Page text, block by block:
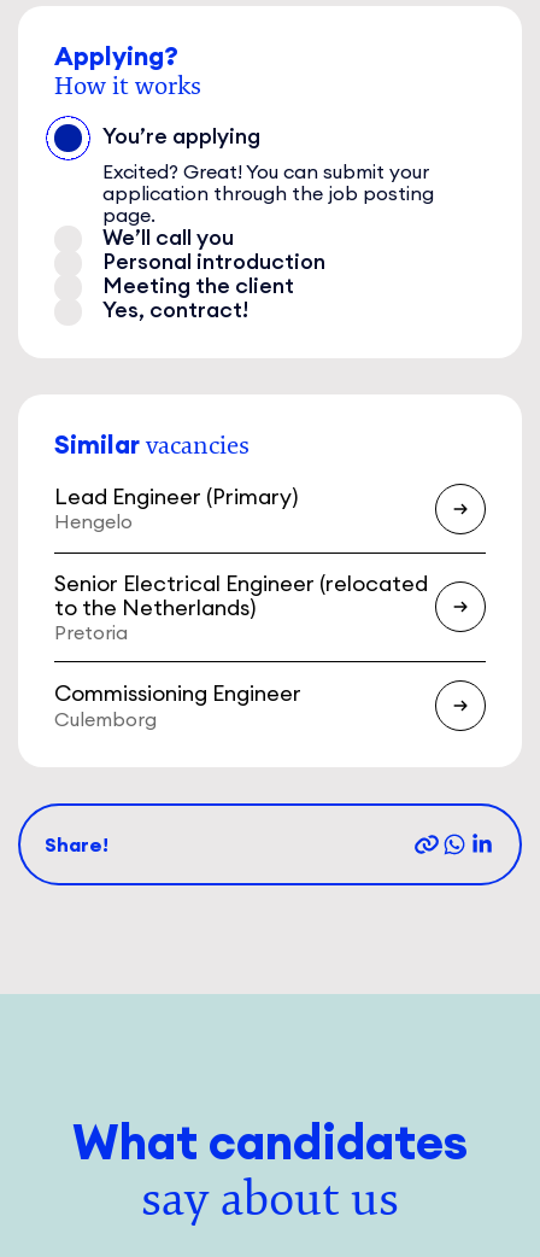
Applying?
How it works
You’re applying
Excited? Great! You can submit your
application through the job posting
page.
We’ll call you
Personal introduction
Meeting the client
Yes, contract!
Similarvacancies
Lead Engineer (Primary)
Hengelo
Senior Electrical Engineer (relocated
to the Netherlands)
Pretoria
Commissioning Engineer
Culemborg
Share!
What candidates
say about us